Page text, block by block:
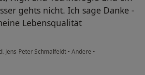
gehts nicht. Ich sage Danke -
Lebensqualität
Jens-Peter Schmalfeldt • Andere •